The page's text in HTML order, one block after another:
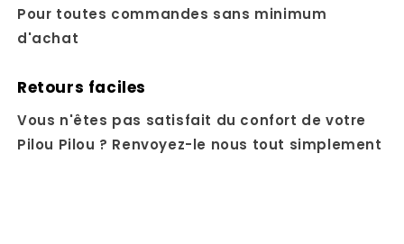
Pour toutes commandes sans minimum
d'achat
Retours faciles
Vous n'êtes pas satisfait du confort de votre
Pilou Pilou ? Renvoyez-le nous tout simplement